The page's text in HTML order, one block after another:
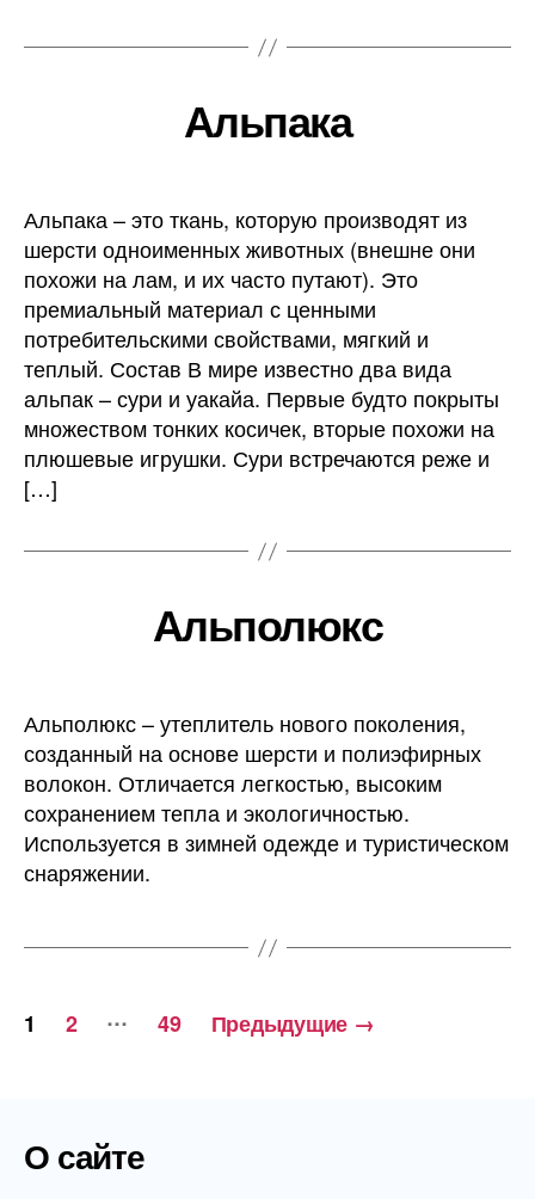
Альпака
Альпака – это ткань, которую производят из
шерсти одноименных животных (внешне они
похожи на лам, и их часто путают). Это
премиальный материал с ценными
потребительскими свойствами, мягкий и
теплый. Состав В мире известно два вида
альпак – сури и уакайа. Первые будто покрыты
множеством тонких косичек, вторые похожи на
плюшевые игрушки. Сури встречаются реже и
[…]
Альполюкс
Альполюкс – утеплитель нового поколения,
созданный на основе шерсти и полиэфирных
волокон. Отличается легкостью, высоким
сохранением тепла и экологичностью.
Используется в зимней одежде и туристическом
снаряжении.
Навигация
1 2 … 49 Предыдущие →
О сайте